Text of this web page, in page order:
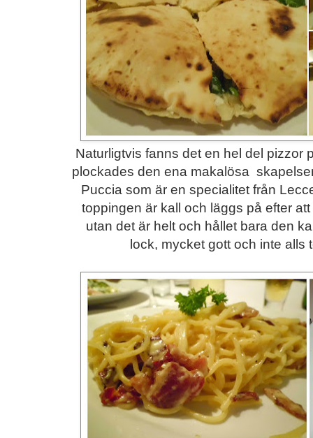
Naturligtvis fanns det en hel del pizzor
plockades den ena makalösa
Puccia som är en specialitet från
toppingen är kall och läggs på efter
utan det är helt och hållet bara den
lock, mycket gott och inte alls